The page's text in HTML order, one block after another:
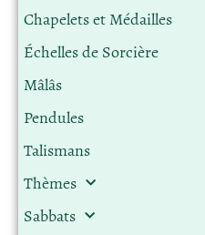
Chapelets et Médailles
Échelles de Sorcière
Mâlâs
Pendules
Talismans
Thèmes
Sabbats